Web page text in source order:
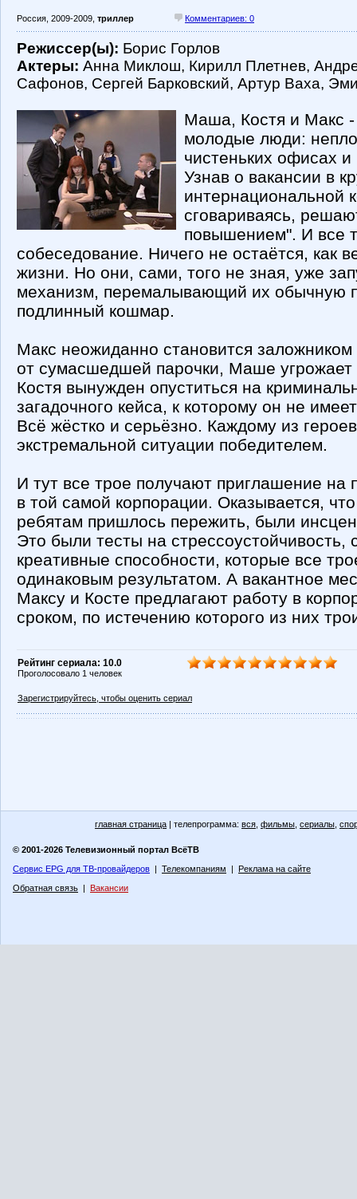
Россия, 2009-2009, триллер Комментариев: 0
Режиссер(ы): Борис Горлов
Актеры: Анна Миклош, Кирилл Плетнев,
Сафонов, Сергей Барковский, Артур Ваха,
Маша, Костя и Макс
молодые люди:
чистеньких офисах
Узнав о вакансии в
интернациональной
сговариваясь,
повышением". И все
собеседование. Ничего не остаётся, как
жизни. Но они, сами, того не зная, уже
механизм, перемалывающий их обычную
подлинный кошмар.
Макс неожиданно становится заложником
от сумасшедшей парочки, Маше угрожает
Костя вынужден опуститься на
загадочного кейса, к которому он не
Всё жёстко и серьёзно. Каждому из
экстремальной ситуации победителем.
И тут все трое получают приглашение на
в той самой корпорации. Оказывается,
ребятам пришлось пережить, были
Это были тесты на стрессоустойчивость,
креативные способности, которые все
одинаковым результатом. А вакантное
Максу и Косте предлагают работу в
сроком, по истечению которого из них
Рейтинг сериала: 10.0
Проголосовало 1 человек
Зарегистрируйтесь, чтобы оценить сериал
главная страница | телепрограмма: вся фильмы сериалы
© 2001-2026 Телевизионный портал ВсёТВ
Сервис EPG для ТВ-провайдеров | Телекомпаниям | Реклама на сайте
Обратная связь | Вакансии